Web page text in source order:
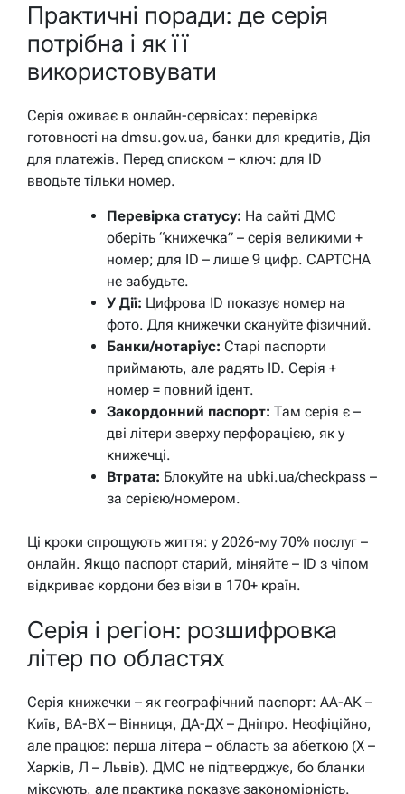
Практичні поради: де серія
потрібна і як її
використовувати
Серія оживає в онлайн-сервісах: перевірка
готовності на dmsu.gov.ua, банки для кредитів, Дія
для платежів. Перед списком – ключ: для ID
вводьте тільки номер.
Перевірка статусу: На сайті ДМС
оберіть “книжечка” – серія великими +
номер; для ID – лише 9 цифр. CAPTCHA
не забудьте.
У Дії: Цифрова ID показує номер на
фото. Для книжечки скануйте фізичний.
Банки/нотаріус: Старі паспорти
приймають, але радять ID. Серія +
номер = повний ідент.
Закордонний паспорт: Там серія є –
дві літери зверху перфорацією, як у
книжечці.
Втрата: Блокуйте на ubki.ua/checkpass –
за серією/номером.
Ці кроки спрощують життя: у 2026-му 70% послуг –
онлайн. Якщо паспорт старий, міняйте – ID з чіпом
відкриває кордони без візи в 170+ країн.
Серія і регіон: розшифровка
літер по областях
Серія книжечки – як географічний паспорт: АА-АК –
Київ, ВА-ВХ – Вінниця, ДА-ДХ – Дніпро. Неофіційно,
але працює: перша літера – область за абеткою (Х –
Харків, Л – Львів). ДМС не підтверджує, бо бланки
міксують, але практика показує закономірність.